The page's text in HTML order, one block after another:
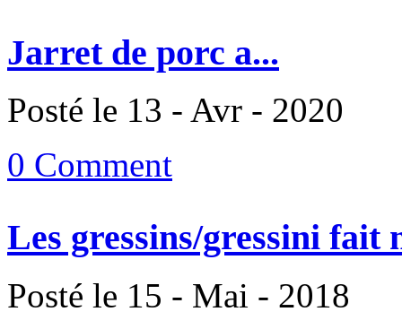
Jarret de porc a...
Posté le 13 - Avr - 2020
0 Comment
Les gressins/gressini fait
Posté le 15 - Mai - 2018